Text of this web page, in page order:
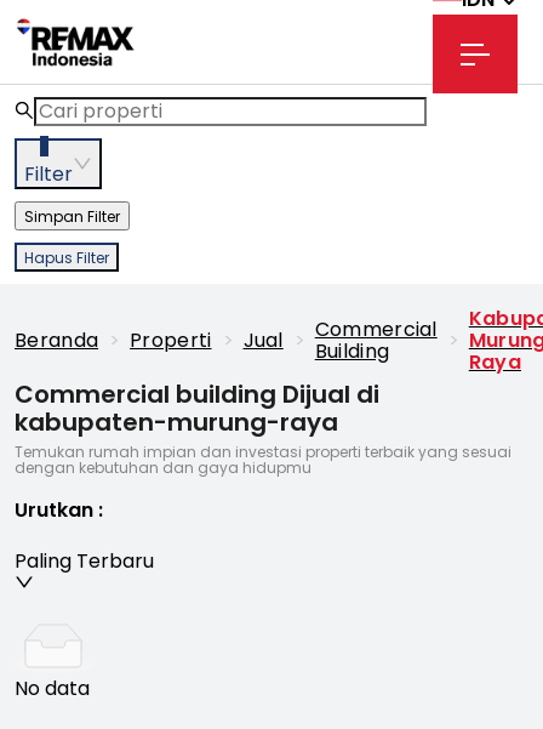
3
Filter
Simpan Filter
Hapus Filter
Beranda > Properti > Jual > Commercial
Building >
Raya
Commercial building Dijual di
kabupaten-murung-raya
Temukan rumah impian dan investasi properti terbaik yang sesuai
dengan kebutuhan dan gaya hidupmu
Urutkan :
Paling Terbaru
No data